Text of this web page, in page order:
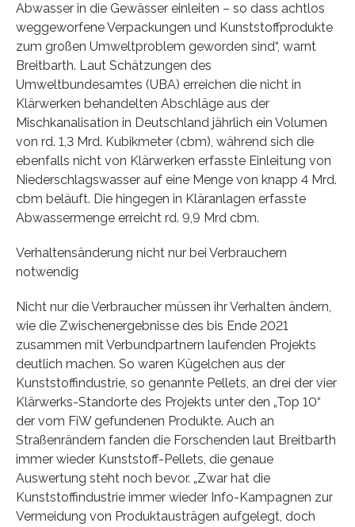
Abwasser in die Gewässer einleiten – so dass achtlos
weggeworfene Verpackungen und Kunststoffprodukte
zum großen Umweltproblem geworden sind“, warnt
Breitbarth. Laut Schätzungen des
Umweltbundesamtes (UBA) erreichen die nicht in
Klärwerken behandelten Abschläge aus der
Mischkanalisation in Deutschland jährlich ein Volumen
von rd. 1,3 Mrd. Kubikmeter (cbm), während sich die
ebenfalls nicht von Klärwerken erfasste Einleitung von
Niederschlagswasser auf eine Menge von knapp 4 Mrd.
cbm beläuft. Die hingegen in Kläranlagen erfasste
Abwassermenge erreicht rd. 9,9 Mrd cbm.
Verhaltensänderung nicht nur bei Verbrauchern
notwendig
Nicht nur die Verbraucher müssen ihr Verhalten ändern,
wie die Zwischenergebnisse des bis Ende 2021
zusammen mit Verbundpartnern laufenden Projekts
deutlich machen. So waren Kügelchen aus der
Kunststoffindustrie, so genannte Pellets, an drei der vier
Klärwerks-Standorte des Projekts unter den „Top 10“
der vom FiW gefundenen Produkte. Auch an
Straßenrändern fanden die Forschenden laut Breitbarth
immer wieder Kunststoff-Pellets, die genaue
Auswertung steht noch bevor. „Zwar hat die
Kunststoffindustrie immer wieder Info-Kampagnen zur
Vermeidung von Produktausträgen aufgelegt, doch